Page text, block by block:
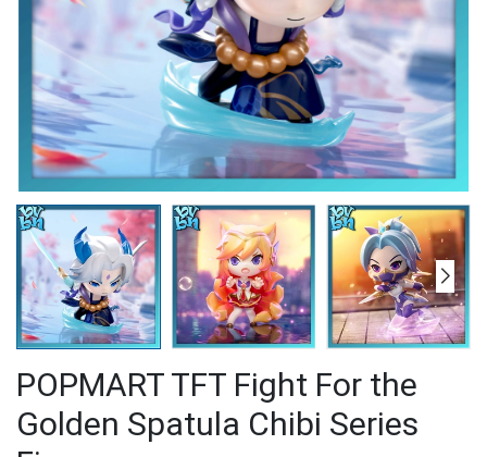
POPMART TFT Fight For the
Golden Spatula Chibi Series